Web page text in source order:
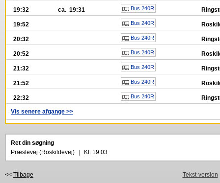
19:32
ca. 19:31 Bus 240R
19:52 Bus 240R
20:32 Bus 240R
20:52 Bus 240R
21:32 Bus 240R
21:52 Bus 240R
22:32 Bus 240R
Vis senere afgange >>
Ret din søgning
Præstevej (Roskildevej)
Kl. 19:03
<< Tilbage Tekst-version